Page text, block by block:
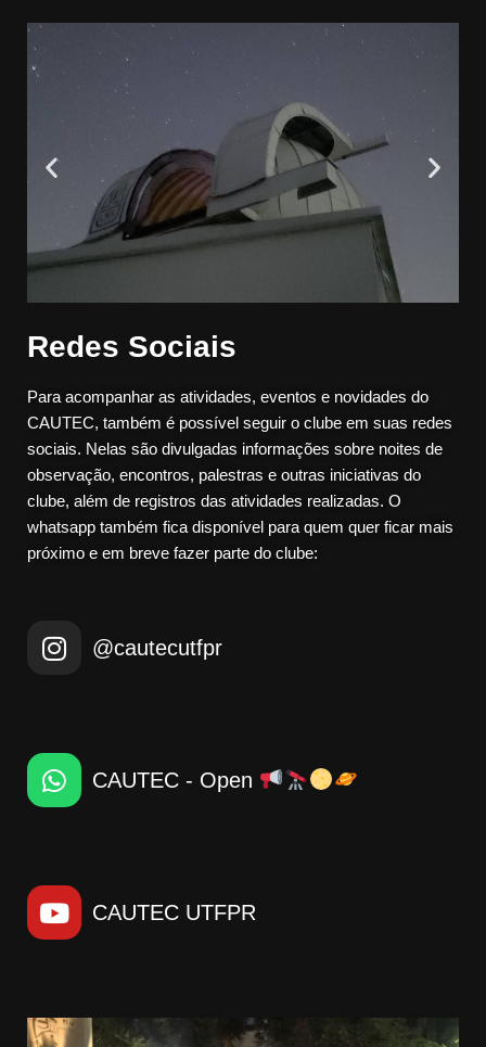
Redes Sociais
Para acompanhar as atividades, eventos e novidades do
CAUTEC, também é possível seguir o clube em suas redes
sociais. Nelas são divulgadas informações sobre noites de
observação, encontros, palestras e outras iniciativas do
clube, além de registros das atividades realizadas. O
whatsapp também fica disponível para quem quer ficar mais
próximo e em breve fazer parte do clube:
@cautecutfpr
CAUTEC - Open
CAUTEC UTFPR